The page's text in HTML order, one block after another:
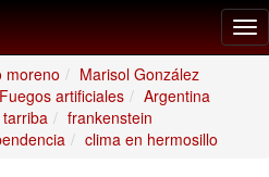
moreno
Marisol González
Fuegos artificiales
Argentina
frankenstein
clima en hermosillo